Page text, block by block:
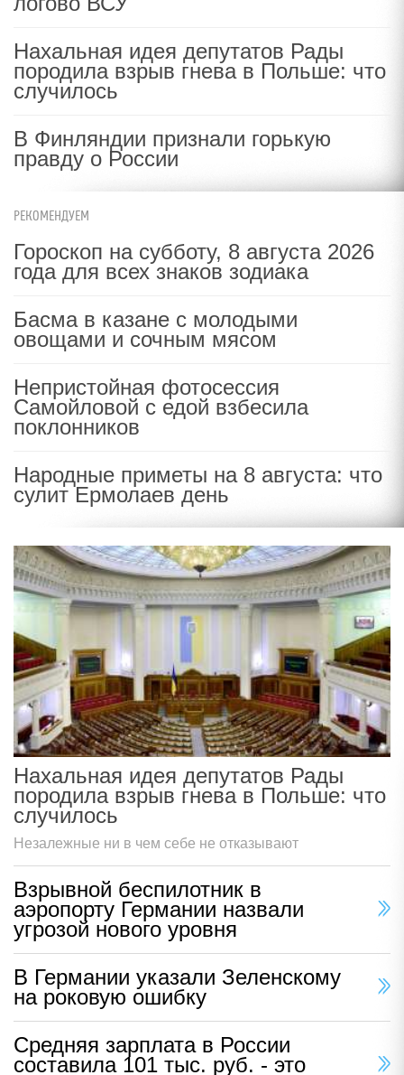
Нахальная идея депутатов Рады
породила взрыв гнева в Польше: что
случилось
В Финляндии признали горькую
правду о России
РЕКОМЕНДУЕМ
Гороскоп на субботу, 8 августа 2026
года для всех знаков зодиака
Басма в казане с молодыми
овощами и сочным мясом
Непристойная фотосессия
Самойловой с едой взбесила
поклонников
Народные приметы на 8 августа: что
сулит Ермолаев день
Нахальная идея депутатов Рады
породила взрыв гнева в Польше: что
случилось
Незалежные ни в чем себе не отказывают
Взрывной беспилотник в
аэропорту Германии назвали
угрозой нового уровня
В Германии указали Зеленскому
на роковую ошибку
Средняя зарплата в России
составила 101 тыс. руб. - это